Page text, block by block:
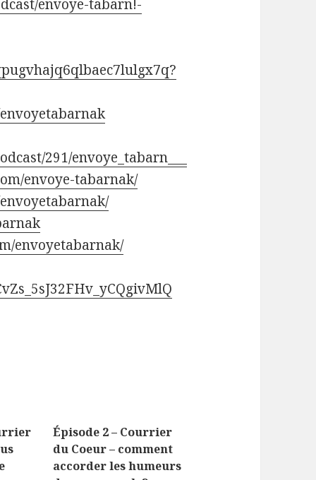
envoye-tabarn!-
291/envoye_tabarn___
envoye-tabarnak/
envoyetabarnak/
Épisode 2 – Courrier
du Coeur – comment
accorder les humeurs